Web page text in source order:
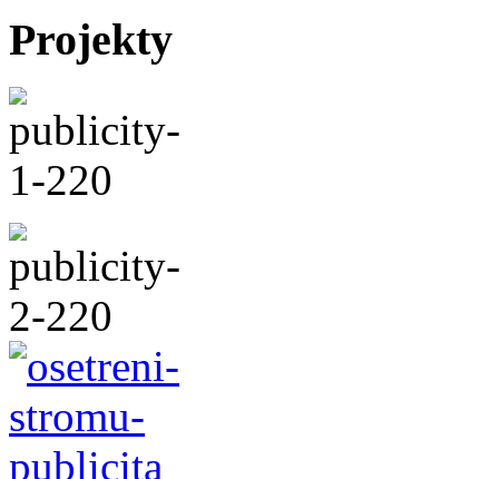
Projekty